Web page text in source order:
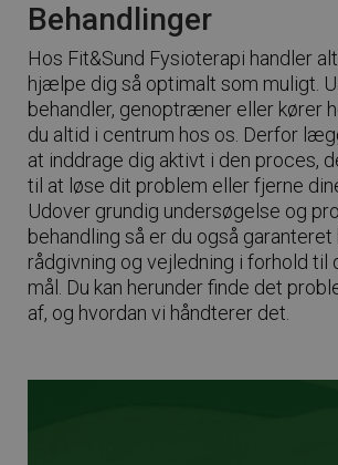
Behandlinger
Hos Fit&Sund Fysioterapi handler
hjælpe dig så optimalt som muligt.
behandler, genoptræner eller kører
du altid i centrum hos os. Derfor
at inddrage dig aktivt i den proces,
til at løse dit problem eller fjerne
Udover grundig undersøgelse og
behandling så er du også garanteret
rådgivning og vejledning i forhold til
mål. Du kan herunder finde det
af, og hvordan vi håndterer det.